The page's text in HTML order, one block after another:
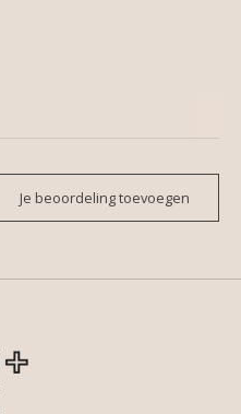
Je beoordeling toevoegen